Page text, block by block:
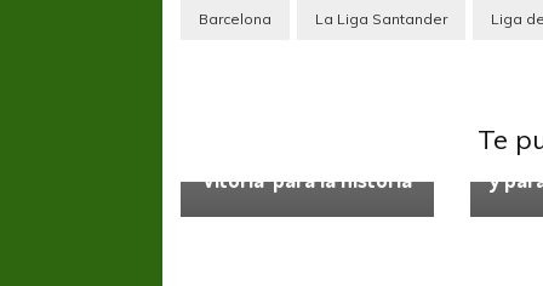
Barcelona La Liga Santander Liga
Te
‘Vitoria’ para la historia
y